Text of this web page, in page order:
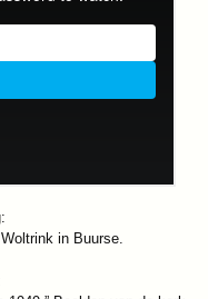
in Buurse.